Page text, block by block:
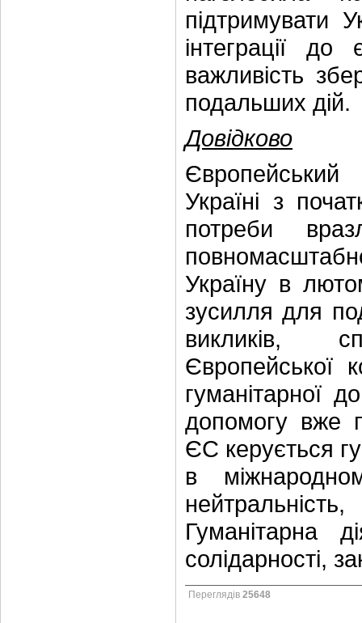
підтримувати
інтеграції до
важливість
подальших дій.
Довідково
Україні з
потреби
Україну в
зусилля для
викликів,
Європейської
гуманітарної
допомогу вже
ЄС керується
в
Гуманітарна
солідарності,
Переглядів 25648